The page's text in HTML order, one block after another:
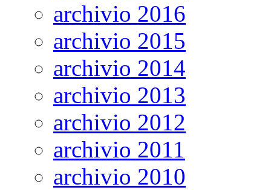
archivio 2016
archivio 2015
archivio 2014
archivio 2013
archivio 2012
archivio 2011
archivio 2010